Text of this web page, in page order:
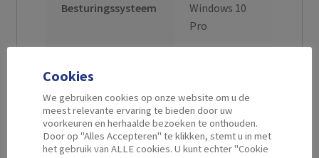
Besturingssysteem
Windows 10
Pro
Behuizing
Cooler
Master N200
Cookies
We gebruiken cookies op onze website om u de
meest relevante ervaring te bieden door uw
voorkeuren en herhaalde bezoeken te onthouden.
Door op "Alles Accepteren" te klikken, stemt u in met
het gebruik van ALLE cookies. U kunt echter "Cookie